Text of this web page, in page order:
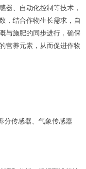
器、自动化控制等技术，
，结合作物生长需求，自
与施肥的同步进行，确保
营养元素，从而促进作物
分传感器、气象传感器